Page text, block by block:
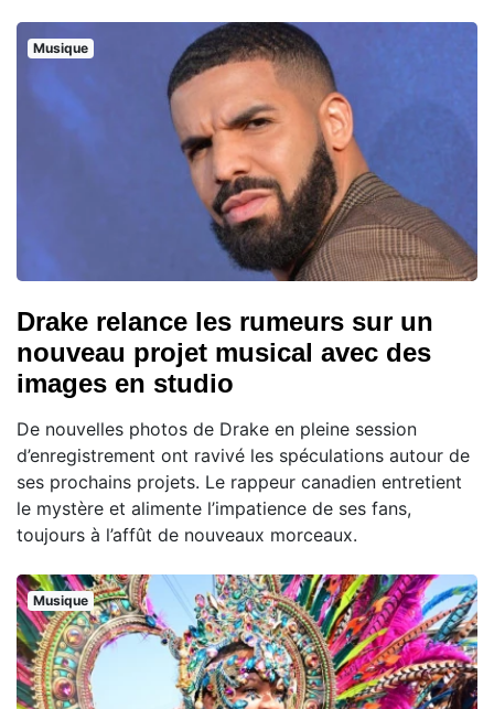
Musique
Drake relance les rumeurs sur un
nouveau projet musical avec des
images en studio
De nouvelles photos de Drake en pleine session
d’enregistrement ont ravivé les spéculations autour de
ses prochains projets. Le rappeur canadien entretient
le mystère et alimente l’impatience de ses fans,
toujours à l’affût de nouveaux morceaux.
Musique